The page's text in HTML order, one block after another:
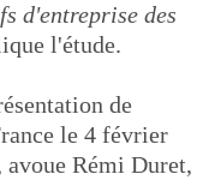
d'entreprise des
l'étude.
de
le 4 février
avoue Rémi Duret,